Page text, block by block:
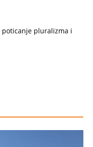
poticanje pluralizma i